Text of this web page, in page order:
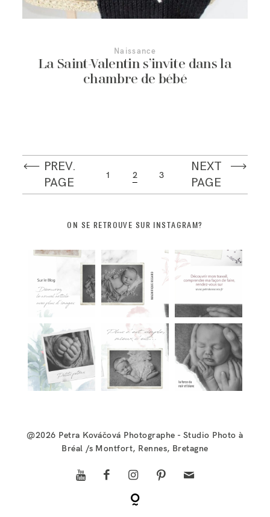
Naissance
La Saint-Valentin s’invite dans la
chambre de bébé
PREV.
PAGE
1 2 3
NEXT
PAGE
ON SE RETROUVE SUR INSTAGRAM?
@2026 Petra Kováčová Photographe - Studio Photo à
Bréal /s Montfort, Rennes, Bretagne